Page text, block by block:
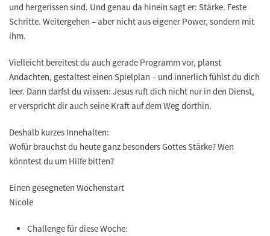
und hergerissen sind. Und genau da hinein sagt er: Stärke. Feste
Schritte. Weitergehen – aber nicht aus eigener Power, sondern mit
ihm.
Vielleicht bereitest du auch gerade Programm vor, planst
Andachten, gestaltest einen Spielplan – und innerlich fühlst du dich
leer. Dann darfst du wissen: Jesus ruft dich nicht nur in den Dienst,
er verspricht dir auch seine Kraft auf dem Weg dorthin.
Deshalb kurzes Innehalten:
Wofür brauchst du heute ganz besonders Gottes Stärke? Wen
könntest du um Hilfe bitten?
Einen gesegneten Wochenstart
Nicole
Challenge für diese Woche: